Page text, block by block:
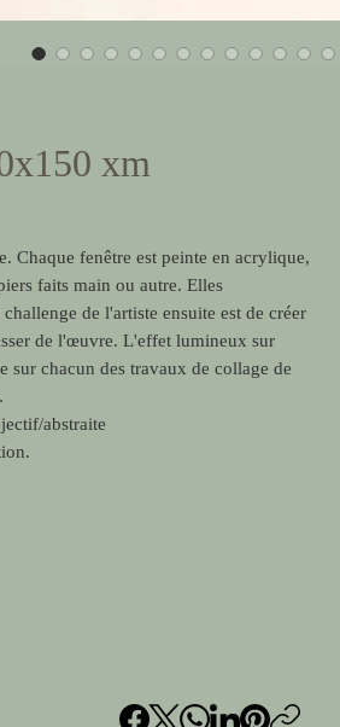
xm
Chaque fenêtre est peinte en acrylique,
faits main ou autre. Elles
de l'artiste ensuite est de créer
de l'œuvre. L'effet lumineux sur
sur chacun des travaux de collage de
abstraite